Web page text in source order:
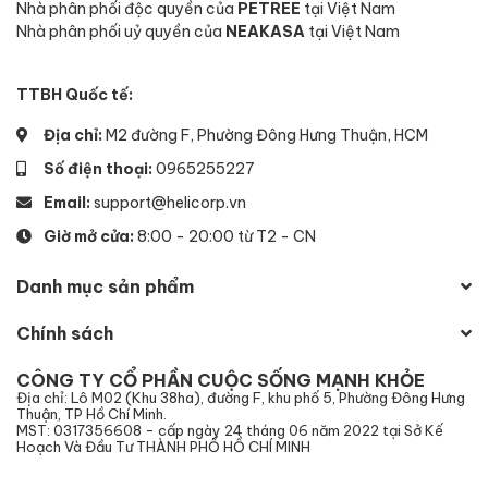
nghiệm chăm sóc thú cưng tiện lợi và chuyên nghiệp
Nhà phân phối độc quyền của PETREE tại Việt Nam
Nhà phân phối uỷ quyền của NEAKASA tại Việt Nam
TTBH Quốc tế:
Địa chỉ: M2 đường F, Phường Đông Hưng Thuận, HCM
Số điện thoại: 0965255227
Email: support@helicorp.vn
Giờ mở cửa: 8:00 - 20:00 từ T2 - CN
Danh mục sản phẩm
Chính sách
CÔNG TY CỔ PHẦN CUỘC SỐNG MẠNH KHỎE
Địa chỉ: Lô M02 (Khu 38ha), đường F, khu phố 5, Phường Đông Hưng
Thuận, TP Hồ Chí Minh.
MST: 0317356608 - cấp ngày 24 tháng 06 năm 2022 tại Sở Kế
Hoạch Và Đầu Tư THÀNH PHỐ HỒ CHÍ MINH